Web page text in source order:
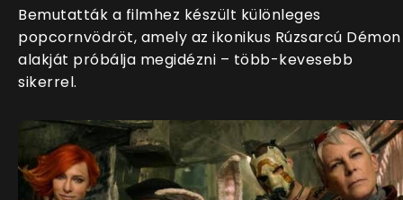
Bemutatták a filmhez készült különleges
popcornvödröt, amely az ikonikus Rúzsarcú Démon
alakját próbálja megidézni – több-kevesebb
sikerrel.